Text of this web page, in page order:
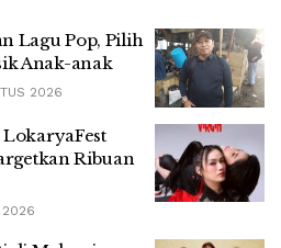
Lagu Pop, Pilih
Anak-anak
2026
Ribuan